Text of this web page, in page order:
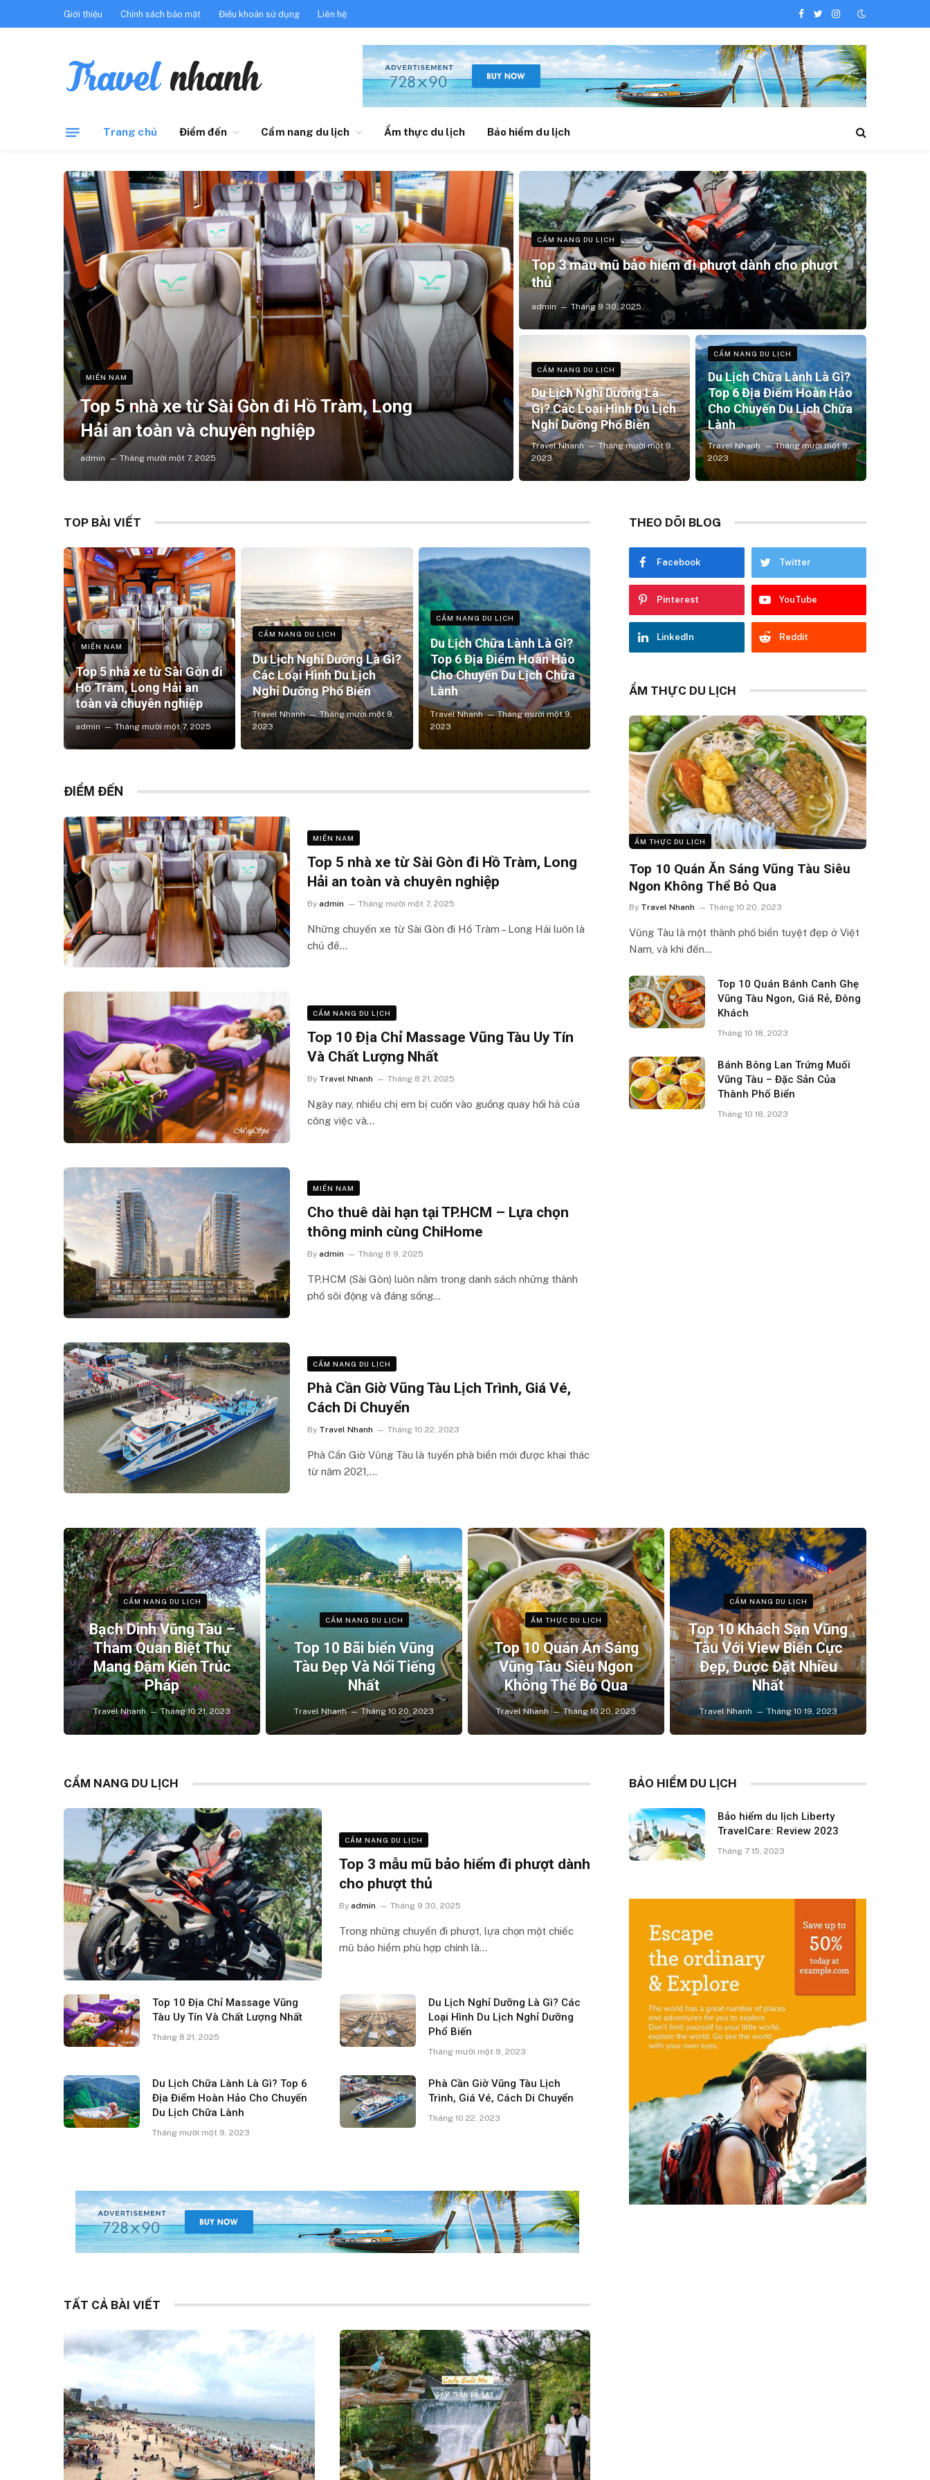
Giới thiệu Chính sách bảo mật Điều khoản sử dụng Liên hệ
Facebook
TwitterInstagram
Trang chủ Điểm đến Cẩm nang du lịch Ẩm thực du lịch Bảo hiểm du lịch
MIỀN NAM
Top 5 nhà xe từ Sài Gòn đi Hồ Tràm, Long
Hải an toàn và chuyên nghiệp
admin Tháng mười một 7, 2025
CẨM NANG DU LỊCH
Top 3 mẫu mũ bảo hiểm đi phượt dành cho phượt
thủ
admin Tháng 9 30, 2025
CẨM NANG DU LỊCH
Du Lịch Nghỉ Dưỡng Là
Gì? Các Loại Hình Du Lịch
Nghỉ Dưỡng Phổ Biến
Travel Nhanh
Tháng mười một 9,
2023
CẨM NANG DU LỊCH
Du Lịch Chữa Lành Là Gì?
Top 6 Địa Điểm Hoàn Hảo
Cho Chuyến Du Lịch Chữa
Lành
Travel Nhanh
Tháng mười một 9,
2023
TOP BÀI VIẾT
MIỀN NAM
Top 5 nhà xe từ Sài Gòn đi
Hồ Tràm, Long Hải an
toàn và chuyên nghiệp
admin Tháng mười một 7, 2025
CẨM NANG DU LỊCH
Du Lịch Nghỉ Dưỡng Là Gì?
Các Loại Hình Du Lịch
Nghỉ Dưỡng Phổ Biến
Travel Nhanh
Tháng mười một 9,
2023
CẨM NANG DU LỊCH
Du Lịch Chữa Lành Là Gì?
Top 6 Địa Điểm Hoàn Hảo
Cho Chuyến Du Lịch Chữa
Lành
Travel Nhanh
Tháng mười một 9,
2023
ĐIỂM ĐẾN
MIỀN NAM
Top 5 nhà xe từ Sài Gòn đi Hồ Tràm, Long
Hải an toàn và chuyên nghiệp
By admin Tháng mười một 7, 2025
Những chuyến xe từ Sài Gòn đi Hồ Tràm – Long Hải luôn là
chủ đề…
CẨM NANG DU LỊCH
Top 10 Địa Chỉ Massage Vũng Tàu Uy Tín
Và Chất Lượng Nhất
By Travel Nhanh Tháng 8 21, 2025
Ngày nay, nhiều chị em bị cuốn vào guồng quay hối hả của
công việc và…
MIỀN NAM
Cho thuê dài hạn tại TP.HCM – Lựa chọn
thông minh cùng ChiHome
By admin Tháng 8 9, 2025
TP.HCM (Sài Gòn) luôn nằm trong danh sách những thành
phố sôi động và đáng sống…
CẨM NANG DU LỊCH
Phà Cần Giờ Vũng Tàu Lịch Trình, Giá Vé,
Cách Di Chuyển
By Travel Nhanh Tháng 10 22, 2023
Phà Cần Giờ Vũng Tàu là tuyến phà biển mới được khai thác
từ năm 2021,…
THEO DÕI BLOG
Facebook Twitter
Pinterest YouTube
LinkedIn Reddit
ẨM THỰC DU LỊCH
ẨM THỰC DU LỊCH
Top 10 Quán Ăn Sáng Vũng Tàu Siêu
Ngon Không Thể Bỏ Qua
By Travel Nhanh Tháng 10 20, 2023
Vũng Tàu là một thành phố biển tuyệt đẹp ở Việt
Nam, và khi đến…
Top 10 Quán Bánh Canh Ghẹ
Vũng Tàu Ngon, Giá Rẻ, Đông
Khách
Tháng 10 18, 2023
Bánh Bông Lan Trứng Muối
Vũng Tàu – Đặc Sản Của
Thành Phố Biển
Tháng 10 18, 2023
CẨM NANG DU LỊCH
Bạch Dinh Vũng Tàu –
Tham Quan Biệt Thự
Mang Đậm Kiến Trúc
Pháp
Travel Nhanh Tháng 10 21, 2023
CẨM NANG DU LỊCH
Top 10 Bãi biển Vũng
Tàu Đẹp Và Nổi Tiếng
Nhất
Travel Nhanh Tháng 10 20, 2023
ẨM THỰC DU LỊCH
Top 10 Quán Ăn Sáng
Vũng Tàu Siêu Ngon
Không Thể Bỏ Qua
Travel Nhanh Tháng 10 20, 2023
CẨM NANG DU LỊCH
Top 10 Khách Sạn Vũng
Tàu Với View Biển Cực
Đẹp, Được Đặt Nhiều
Nhất
Travel Nhanh Tháng 10 19, 2023
CẨM NANG DU LỊCH
CẨM NANG DU LỊCH
Top 3 mẫu mũ bảo hiểm đi phượt dành
cho phượt thủ
By admin Tháng 9 30, 2025
Trong những chuyến đi phượt, lựa chọn một chiếc
mũ bảo hiểm phù hợp chính là…
Top 10 Địa Chỉ Massage Vũng
Tàu Uy Tín Và Chất Lượng Nhất
Tháng 8 21, 2025
Du Lịch Nghỉ Dưỡng Là Gì? Các
Loại Hình Du Lịch Nghỉ Dưỡng
Phổ Biến
Tháng mười một 9, 2023
Du Lịch Chữa Lành Là Gì? Top 6
Địa Điểm Hoàn Hảo Cho Chuyến
Du Lịch Chữa Lành
Tháng mười một 9, 2023
Phà Cần Giờ Vũng Tàu Lịch
Trình, Giá Vé, Cách Di Chuyển
Tháng 10 22, 2023
TẤT CẢ BÀI VIẾT
BẢO HIỂM DU LỊCH
Bảo hiểm du lịch Liberty
TravelCare: Review 2023
Tháng 7 15, 2023